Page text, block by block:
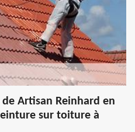
de Artisan Reinhard en
sur toiture à